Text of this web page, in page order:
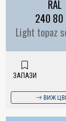
RAL
240 80
Light topaz
ЗАПАЗИ
ВИЖ